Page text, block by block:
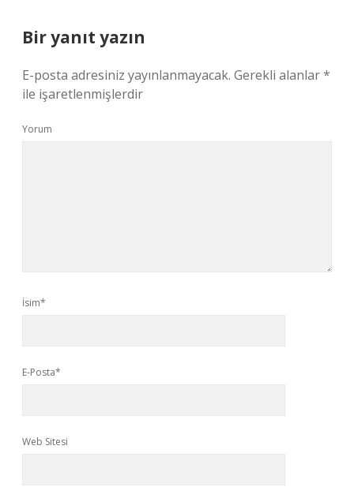
Bir yanıt yazın
E-posta adresiniz yayınlanmayacak. Gerekli alanlar*
ile işaretlenmişlerdir
Yorum
İsim*
E-Posta*
Web Sitesi